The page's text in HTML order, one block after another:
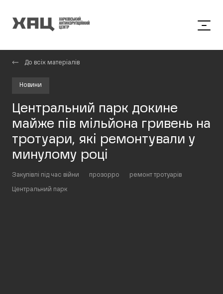
До всіх матеріалів
Новини
Центральний парк докине
майже пів мільйона гривень на
тротуари, які ремонтували у
минулому році
Закупівлі під час війни прозорро ремонт тротуарів
Центральний парк